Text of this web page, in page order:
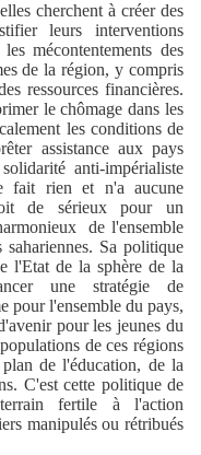
cherchent à créer des
leurs interventions
mécontentements des
de la région, y compris
ressources financières.
le chômage dans les
les conditions de
assistance aux pays
anti-impérialiste
fait rien et n'a aucune
de sérieux pour un
de l'ensemble
Sa politique
l'Etat de la sphère de la
une stratégie de
pour l'ensemble du pays,
pour les jeunes du
de ces régions
de l'éducation, de la
C'est cette politique de
fertile à l'action
manipulés ou rétribués